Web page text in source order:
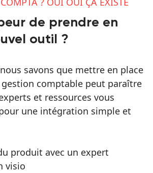
de prendre en
outil ?
savons que mettre en place
comptable peut paraître
et ressources vous
une intégration simple et
produit avec un expert
visio